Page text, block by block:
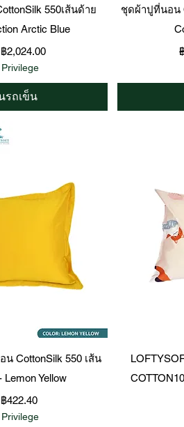
ด่วน
550เส้นด้าย
Arctic Blue
ราคาขายลด
฿2,024.00
รถเข็น
ชุดผ้าปูที่นอน
ด่วน
CottonSilk 550 เส้น
Lemon Yellow
ราคาขายลด
฿422.40